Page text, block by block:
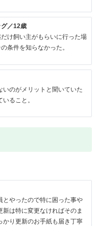
グ／12歳
け飼い主がもらいに行った場
条件を知らなかった。
のがメリットと聞いていた
ること。
とやったので特に困った事や
は特に変更なければそのま
かり更新のお手紙も届き丁寧